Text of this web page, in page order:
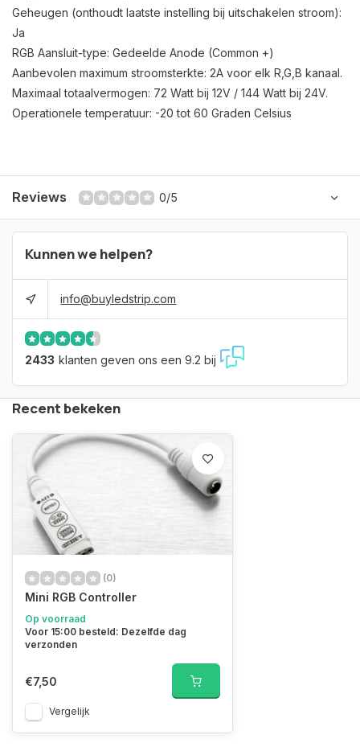
Geheugen (onthoudt laatste instelling bij uitschakelen stroom):
Ja
RGB Aansluit-type: Gedeelde Anode (Common +)
Aanbevolen maximum stroomsterkte: 2A voor elk R,G,B kanaal.
Maximaal totaalvermogen: 72 Watt bij 12V / 144 Watt bij 24V.
Operationele temperatuur: -20 tot 60 Graden Celsius
Reviews 0/5
Kunnen we helpen?
info@buyledstrip.com
2433 klanten geven ons een 9.2 bij
Recent bekeken
(0)
Mini RGB Controller
Op voorraad
Voor 15:00 besteld: Dezelfde dag
verzonden
€7,50
Vergelijk